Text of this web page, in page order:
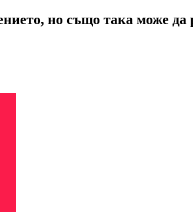
но също така може